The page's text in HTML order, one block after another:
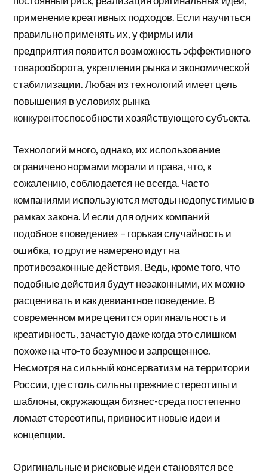
применение креативных подходов. Если научиться
правильно применять их, у фирмы или
предприятия появится возможность эффективного
товарооборота, укрепления рынка и экономической
стабилизации. Любая из технологий имеет цель
повышения в условиях рынка
конкурентоспособности хозяйствующего субъекта.
Технологий много, однако, их использование
ограничено нормами морали и права, что, к
сожалению, соблюдается не всегда. Часто
компаниями используются методы недопустимые в
рамках закона. И если для одних компаний
подобное «поведение» – горькая случайность и
ошибка, то другие намерено идут на
противозаконные действия. Ведь, кроме того, что
подобные действия будут незаконными, их можно
расценивать и как девиантное поведение. В
современном мире ценится оригинальность и
креативность, зачастую даже когда это слишком
похоже на что-то безумное и запрещенное.
Несмотря на сильный консерватизм на территории
России, где столь сильны прежние стереотипы и
шаблоны, окружающая бизнес-среда постепенно
ломает стереотипы, привносит новые идеи и
концепции.
Оригинальные и рисковые идеи становятся все